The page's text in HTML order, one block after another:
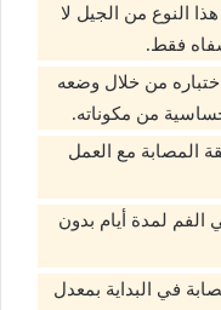
النوع من الجيل لا
فقط.
من خلال وضعه
من مكوناته.
المصابة مع العمل
لمدة أيام بدون
في البداية بمعدل